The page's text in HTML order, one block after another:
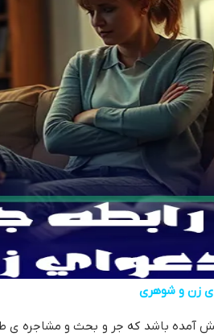
زن و شوهری
آمده باشد که جر و بحث و مشاجره ی